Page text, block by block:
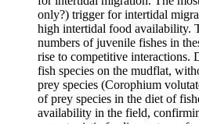
only?) trigger for intertidal
high intertidal food availability.
numbers of juvenile fishes in
rise to competitive interactions.
fish species on the mudflat,
prey species (Corophium
of prey species in the diet of
availability in the field,